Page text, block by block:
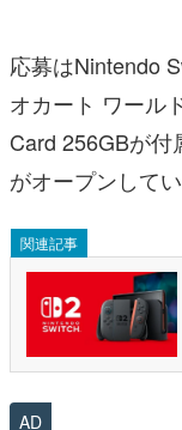
応募はNintendo
オカート ワール
Card 256GBが付
がオープンして
関連記事
AD